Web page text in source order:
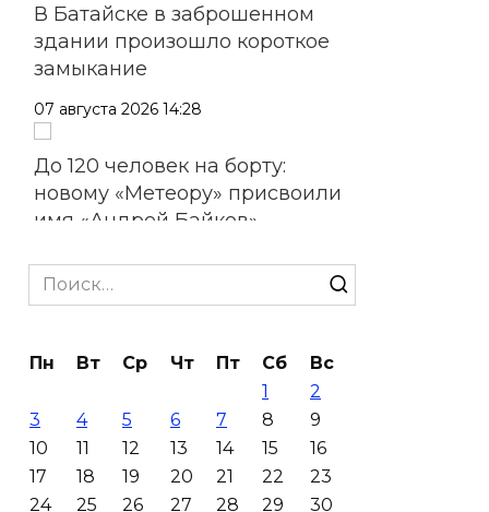
В Батайске в заброшенном
здании произошло короткое
замыкание
07 августа 2026 14:28
До 120 человек на борту:
новому «Метеору» присвоили
имя «Андрей Байков»
07 августа 2026 14:20
надвигаются ливни с градом
07 августа 2026 13:59
В Общественной палате
предложили сократить
Search
for:
Пн Вт Ср Чт Пт Сб
Вс
1
2
3
4 5 6 7 8
9
10
11 12 13 14 15
16
17
18 19 20 21 22
23
24
25 26 27 28 29
30